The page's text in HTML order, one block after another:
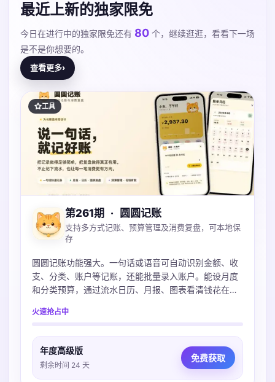
最近上新的独家限免
今日在进行中的独家限免还有 80 个，继续逛逛，看看下一场
是不是你想要的。
查看更多›
工具
第261期 · 圆圆记账
支持多方式记账、预算管理及消费复盘，可本地保
存
圆圆记账功能强大。一句话或语音可自动识别金额、收
支、分类、账户等记账，还能批量录入账户。能设月度
和分类预算，通过流水日历、月报、图表看清钱花在
导入多种账单，微信支付宝Excel都支持。
火速抢占中
年度高级版
剩余时间 24 天
免费获取